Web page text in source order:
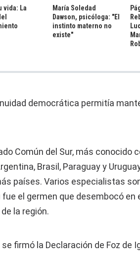
vida: La
María Soledad
Dawson, psicóloga: "El
instinto materno no
existe"
democrática permitía
Común del Sur, más conocido
Brasil, Paraguay y
países. Varios especialistas
el germen que desembocó en
la región.
firmó la Declaración de Foz de